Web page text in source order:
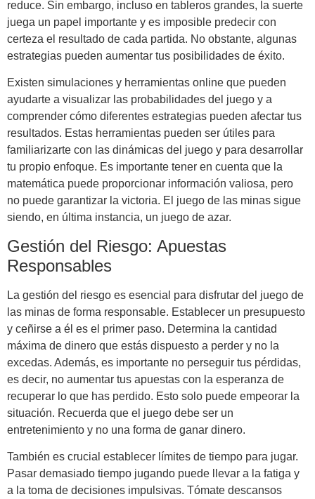
reduce. Sin embargo, incluso en tableros grandes, la suerte
juega un papel importante y es imposible predecir con
certeza el resultado de cada partida. No obstante, algunas
estrategias pueden aumentar tus posibilidades de éxito.
Existen simulaciones y herramientas online que pueden
ayudarte a visualizar las probabilidades del juego y a
comprender cómo diferentes estrategias pueden afectar tus
resultados. Estas herramientas pueden ser útiles para
familiarizarte con las dinámicas del juego y para desarrollar
tu propio enfoque. Es importante tener en cuenta que la
matemática puede proporcionar información valiosa, pero
no puede garantizar la victoria. El juego de las minas sigue
siendo, en última instancia, un juego de azar.
Gestión del Riesgo: Apuestas
Responsables
La gestión del riesgo es esencial para disfrutar del juego de
las minas de forma responsable. Establecer un presupuesto
y ceñirse a él es el primer paso. Determina la cantidad
máxima de dinero que estás dispuesto a perder y no la
excedas. Además, es importante no perseguir tus pérdidas,
es decir, no aumentar tus apuestas con la esperanza de
recuperar lo que has perdido. Esto solo puede empeorar la
situación. Recuerda que el juego debe ser un
entretenimiento y no una forma de ganar dinero.
También es crucial establecer límites de tiempo para jugar.
Pasar demasiado tiempo jugando puede llevar a la fatiga y
a la toma de decisiones impulsivas. Tómate descansos